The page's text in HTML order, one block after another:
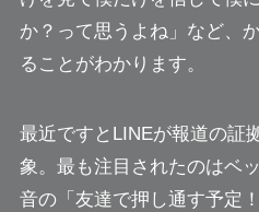
か？って思うよね」 など、
ることがわかります。
最近ですとLINEが報道の証
象。最も注目されたのはベ
音の「友達で押し通す予定！